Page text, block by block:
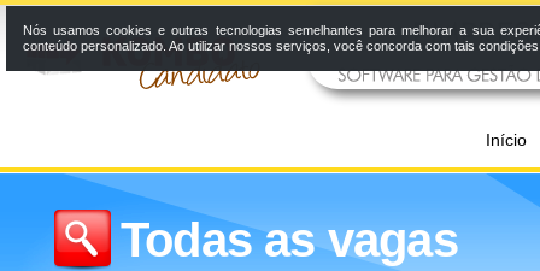
Início
Todas as vagas
Nós usamos cookies e outras tecnologias semelhantes para melhorar a sua
conteúdo personalizado. Ao utilizar nossos serviços, você concorda com tais